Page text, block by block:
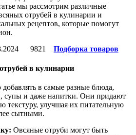
мы рассмотрим различные
отрубей в кулинарии и
рецептов, которые помогут
9821 Подборка товаров
в кулинарии
в самые разные блюда,
супы и даже напитки. Они придают
текстуру, улучшая их питательную
сытными.
Овсяные отруби могут быть